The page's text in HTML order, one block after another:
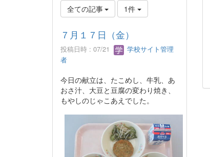
全ての記事 1件
７月１７日（金）
投稿日時 : 07/21
学校サイト管理
者
今日の献立は、たこめし、牛乳、あ
おさ汁、大豆と豆腐の変わり焼き、
もやしのじゃこあえでした。